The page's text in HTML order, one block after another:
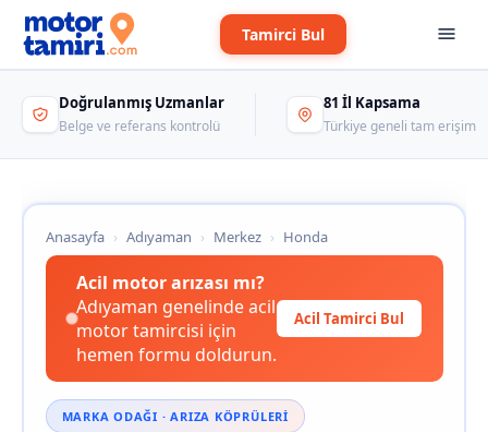
Tamirci Bul
Doğrulanmış Uzmanlar
Belge ve referans kontrolü
81 İl Kapsama
Türkiye geneli tam erişim
Anasayfa › Adıyaman › Merkez › Honda
Acil motor arızası mı?
Adıyaman genelinde acil
motor tamircisi için
hemen formu doldurun.
Acil Tamirci Bul
MARKA ODAĞI · ARIZA KÖPRÜLERI